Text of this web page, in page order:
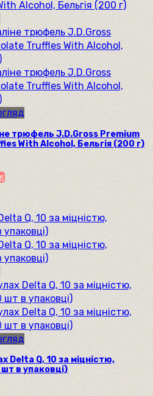
трюфель J.D.Gross Premium
With Alcohol, Бельгія (200 г)
Delta Q, 10 за міцністю,
шт в упаковці)